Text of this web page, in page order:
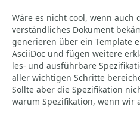
Wäre es nicht cool, wenn auch
verständliches Dokument
generieren über ein Template
AsciiDoc und fügen weitere
les- und ausführbare
aller wichtigen Schritte
Sollte aber die Spezifikation
warum Spezifikation, wenn wir